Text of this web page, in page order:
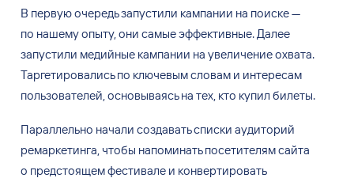
В первую очередь запустили кампании на поиске—
по нашему опыту, они самые эффективные. Далее
запустили медийные кампании на увеличение охвата.
Таргетировались по ключевым словам и интересам
пользователей, основываясь на тех, кто купил билеты.
Параллельно начали создавать списки аудиторий
ремаркетинга, чтобы напоминать посетителям сайта
о предстоящем фестивале и конвертировать